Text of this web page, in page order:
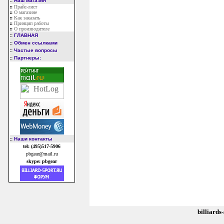
:: Прайс-лист
:: О магазине
:: Как заказать
:: Принцип работы
:: О производителе
:: ГЛАВНАЯ
:: Обмен ссылками
:: Частые вопросы
:: Партнеры:
:: Наши контакты
tel: (495)517-5906
pbgear@mail.ru
skype: pbgear